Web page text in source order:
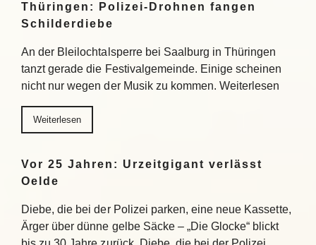
Thüringen: Polizei-Drohnen fangen
Schilderdiebe
An der Bleilochtalsperre bei Saalburg in Thüringen
tanzt gerade die Festivalgemeinde. Einige scheinen
nicht nur wegen der Musik zu kommen. Weiterlesen
Weiterlesen
Vor 25 Jahren: Urzeitgigant verlässt
Oelde
Diebe, die bei der Polizei parken, eine neue Kassette,
Ärger über dünne gelbe Säcke – „Die Glocke“ blickt